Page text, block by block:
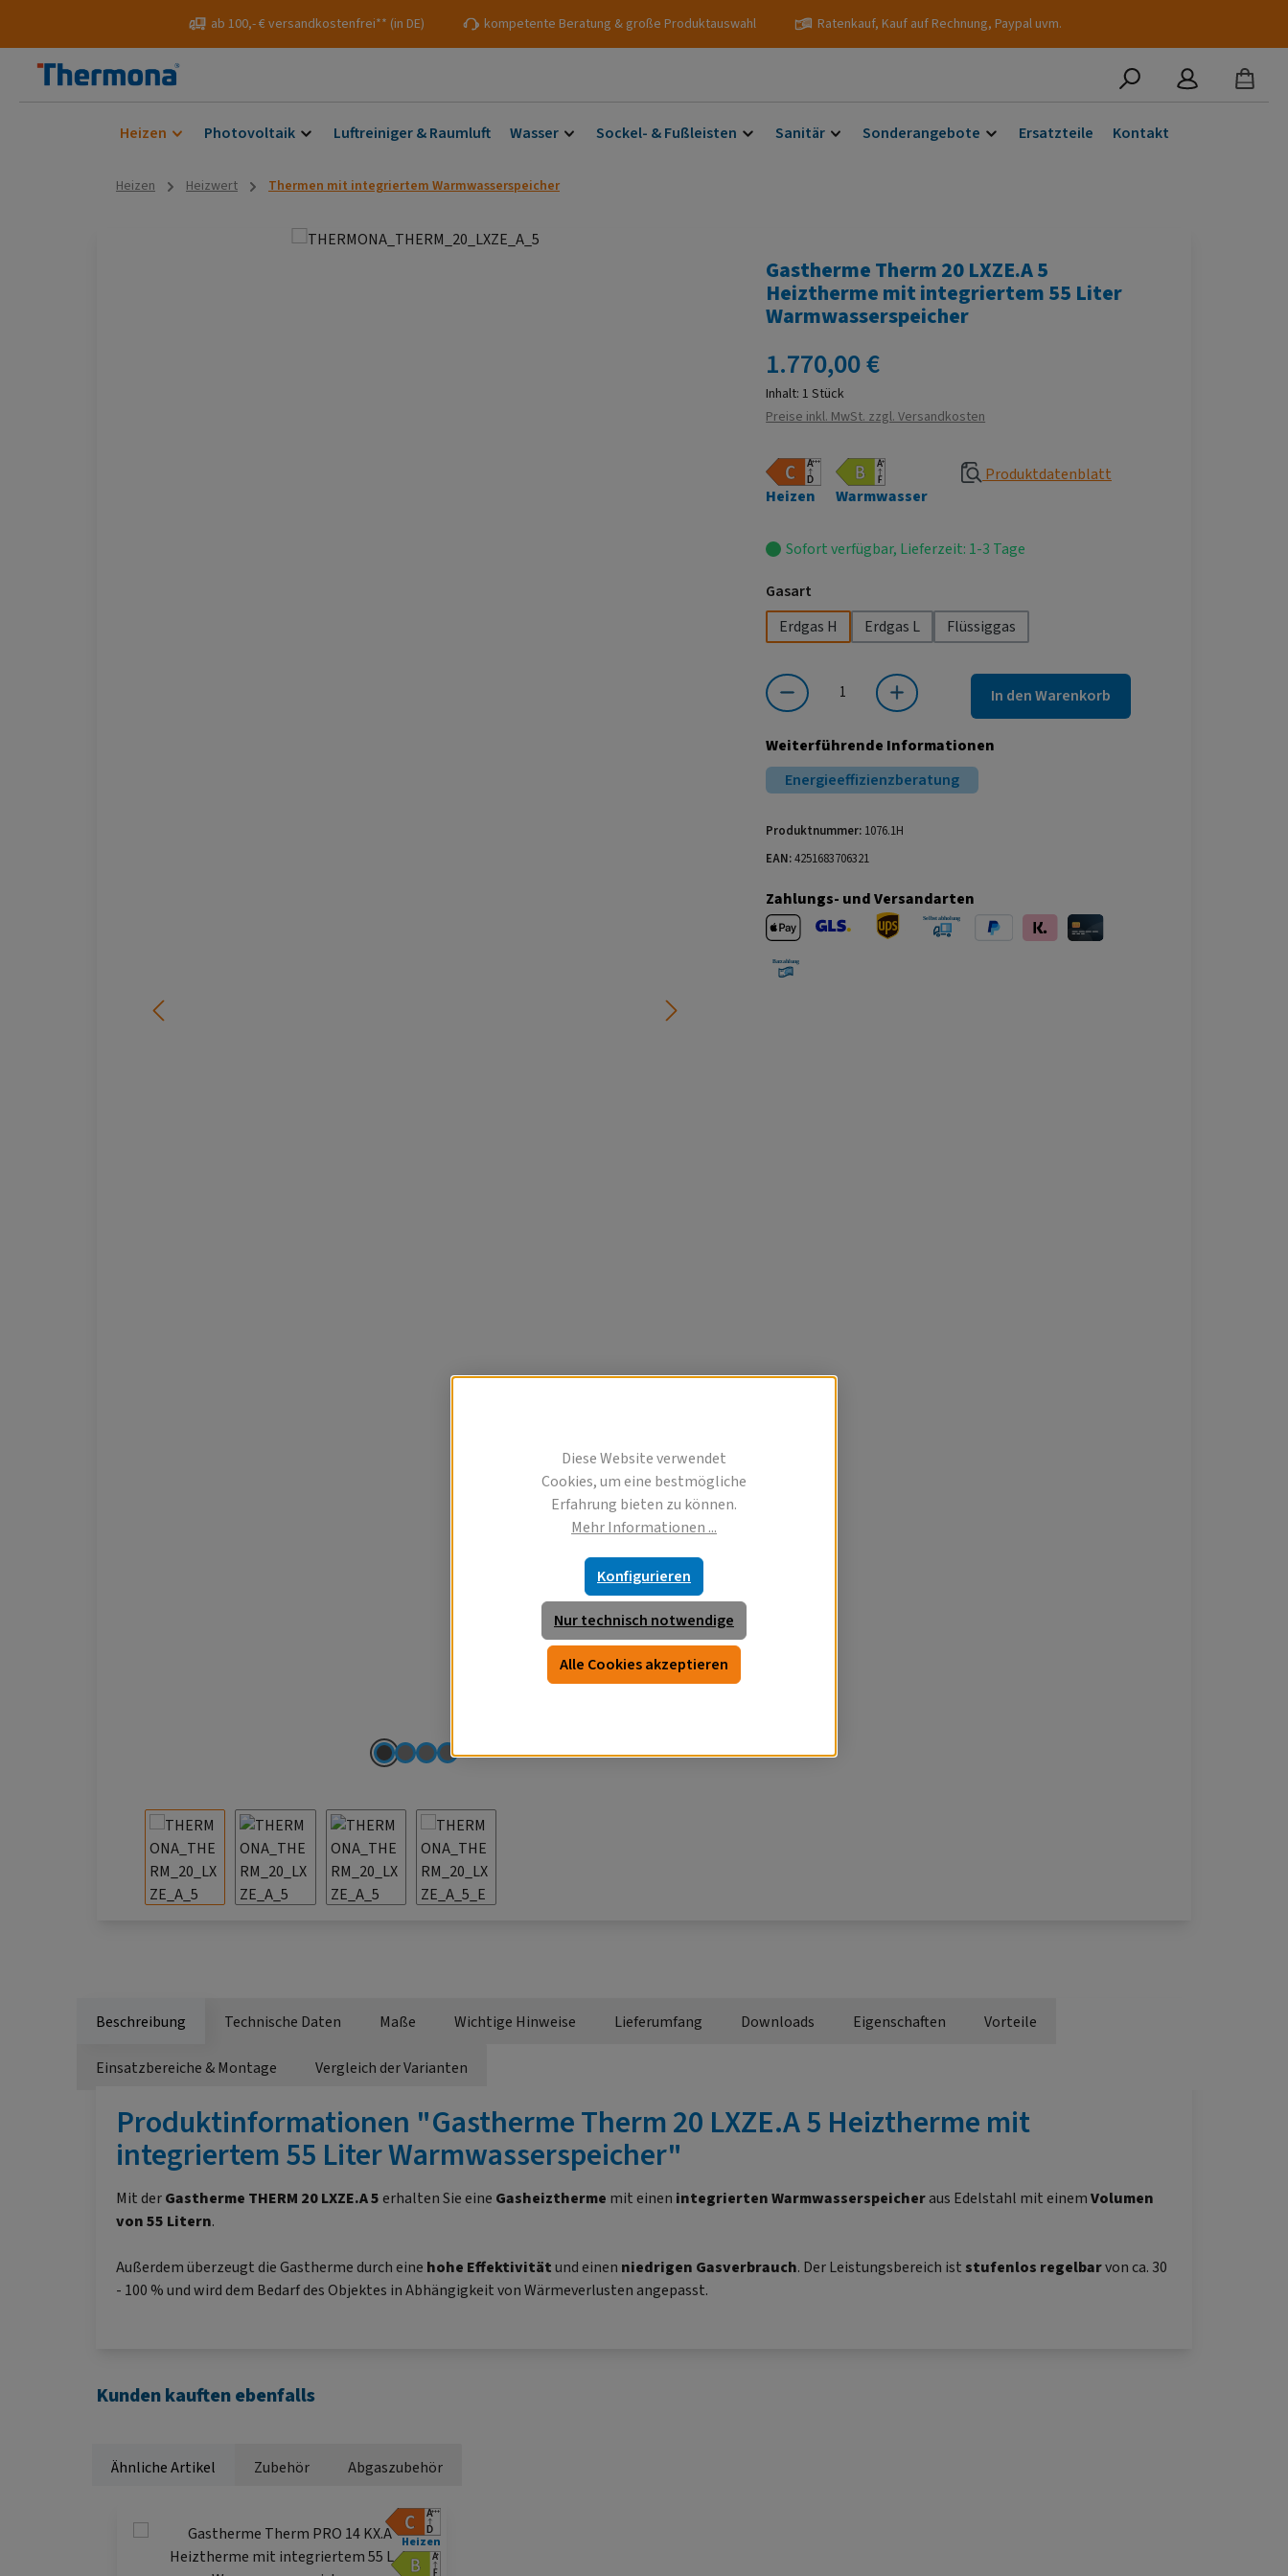
Zur Hauptnavigation springenab 100,- € versandkostenfrei** (in DE) kompetente Beratung & große Produktauswahl Ratenkauf, Kauf auf Rechnung, Paypal uvm.
Heizen Photovoltaik Luftreiniger & Raumluft Wasser Sockel- & Fußleisten Sanitär Sonderangebote Ersatzteile Kontakt
Heizen Heizwert Thermen mit integriertem Warmwasserspeicher
Gastherme Therm 20 LXZE.A 5
Heiztherme mit integriertem 55 Liter
Warmwasserspeicher
Regulärer Preis:
1.770,00 €
Inhalt:1 Stück
Preise inkl. MwSt. zzgl. Versandkosten
Heizen Warmwasser
Produktdatenblatt
Sofort verfügbar, Lieferzeit: 1-3 Tage
Gasart
Erdgas H
Erdgas L Flüssiggas
Produkt Anzahl: Gib den gewünschten Wert ein oder benutze die Schaltflächen um die
In den Warenkorb
Weiterführende Informationen
Energieeffizienzberatung
Produktnummer: 1076.1H
EAN:4251683706321
Zahlungs- und Versandarten
Beschreibung Technische Daten Maße Wichtige Hinweise Lieferumfang Downloads Eigenschaften Vorteile
Einsatzbereiche & Montage Vergleich der Varianten
Produktinformationen "Gastherme Therm 20 LXZE.A 5 Heiztherme mit
integriertem 55 Liter Warmwasserspeicher"
Mit derGastherme THERM 20 LXZE.A 5erhalten Sie eine Gasheiztherme mit einen integrierten Warmwasserspeicheraus Edelstahl mit einemVolumen
von 55 Litern.
Außerdem überzeugt die Gastherme durch eine hohe Effektivitätund einen niedrigen Gasverbrauch. Der Leistungsbereich iststufenlos regelbarvon ca. 30
- 100 % und wird dem Bedarf des Objektes in Abhängigkeit von Wärmeverlusten angepasst.
Kunden kauften ebenfalls
Ähnliche Artikel Zubehör
Abgaszubehör
Heizen
Diese Website verwendet
Cookies, um eine bestmögliche
Erfahrung bieten zu können.
Mehr Informationen ...
Nur technisch notwendige
Konfigurieren
Alle Cookies akzeptieren